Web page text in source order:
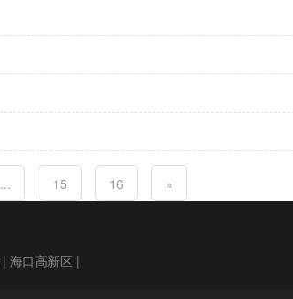
... 15 16 »
| 海口高新区 |